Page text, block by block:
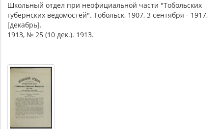
Школьный отдел при неофициальной части "Тобольских
губернских ведомостей". Тобольск, 1907, 3 сентября - 1917,
[декабрь].
1913, № 25 (10 дек.). 1913.